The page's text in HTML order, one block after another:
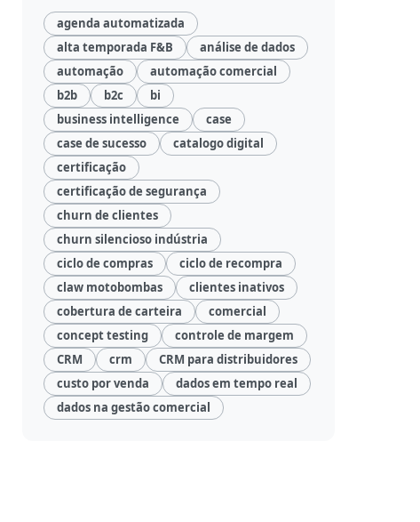
agenda automatizada
alta temporada F&B
análise de dados
automação
automação comercial
b2b
b2c
bi
business intelligence
case
case de sucesso
catalogo digital
certificação
certificação de segurança
churn de clientes
churn silencioso indústria
ciclo de compras
ciclo de recompra
claw motobombas
clientes inativos
cobertura de carteira
comercial
concept testing
controle de margem
CRM
crm
CRM para distribuidores
custo por venda
dados em tempo real
dados na gestão comercial